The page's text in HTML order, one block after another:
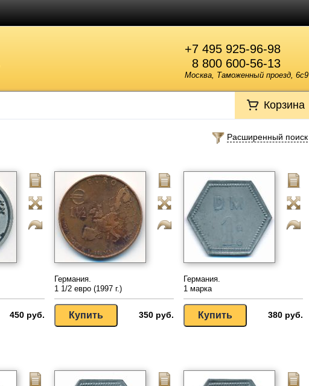
+7 495 925-96-98
8 800 600-56-13
Москва, Таможенный проезд, 6с9
Корзина
Расширенный поиск
450 руб.
Германия.
1 1/2 евро (1997 г.)
350 руб.
Германия.
1 марка
380 руб.